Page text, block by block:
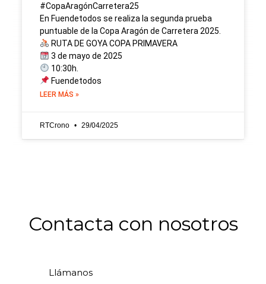
#CopaAragónCarretera25
En Fuendetodos se realiza la segunda prueba
puntuable de la Copa Aragón de Carretera 2025.
RUTA DE GOYA COPA PRIMAVERA
3 de mayo de 2025
10:30h.
Fuendetodos
LEER MÁS »
RTCrono 29/04/2025
Contacta con nosotros
Llámanos